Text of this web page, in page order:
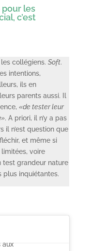
les
c’est
collégiens. Soft.
intentions,
ils en
parents aussi. Il
«de tester leur
». A priori, il n’y a pas
il n’est question que
et même si
voire
test grandeur nature
plus inquiétantes.
aux